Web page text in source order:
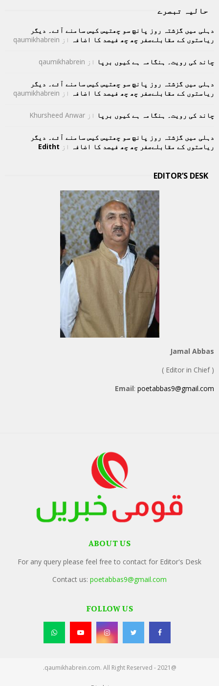
حالیہ تبصرے
دہلی میں گزشتہ روز پانچ سو چھتیس کیس سامنے آئے۔ دیگر
ریاستوں کے مقابلےصفر چھ چھ فیصد کا اضافہ از qaumikhabrein
چاند کی رویت۔ ہنگامہ ہے کیوں برپا از qaumikhabrein
دہلی میں گزشتہ روز پانچ سو چھتیس کیس سامنے آئے۔ دیگر
ریاستوں کے مقابلےصفر چھ چھ فیصد کا اضافہ از qaumikhabrein
چاند کی رویت۔ ہنگامہ ہے کیوں برپا از Khursheed Anwar
دہلی میں گزشتہ روز پانچ سو چھتیس کیس سامنے آئے۔ دیگر
ریاستوں کے مقابلےصفر چھ چھ فیصد کا اضافہ از Editht
EDITOR’S DESK
Jamal Abbas
( Editor in Chief )
Email: poetabbas9@gmail.com
ABOUT US
For any query please feel free to contact for Editor's Desk
Contact us: poetabbas9@gmail.com
FOLLOW US
@2021 - qaumikhabrein.com. All Right Reserved.